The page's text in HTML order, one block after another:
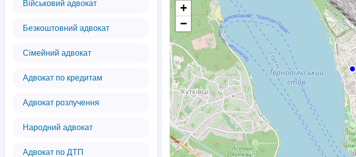
Військовий адвокат
Безкоштовний адвокат
Сімейний адвокат
Адвокат по кредитам
Адвокат розлучення
Народний адвокат
Адвокат по ДТП
+
−